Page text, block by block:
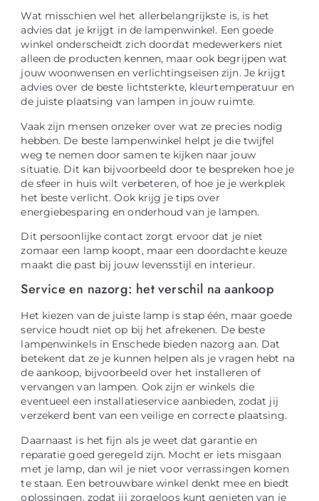
Wat misschien wel het allerbelangrijkste is, is het
advies dat je krijgt in de lampenwinkel. Een goede
winkel onderscheidt zich doordat medewerkers niet
alleen de producten kennen, maar ook begrijpen wat
jouw woonwensen en verlichtingseisen zijn. Je krijgt
advies over de beste lichtsterkte, kleurtemperatuur en
de juiste plaatsing van lampen in jouw ruimte.
Vaak zijn mensen onzeker over wat ze precies nodig
hebben. De beste lampenwinkel helpt je die twijfel
weg te nemen door samen te kijken naar jouw
situatie. Dit kan bijvoorbeeld door te bespreken hoe je
de sfeer in huis wilt verbeteren, of hoe je je werkplek
het beste verlicht. Ook krijg je tips over
energiebesparing en onderhoud van je lampen.
Dit persoonlijke contact zorgt ervoor dat je niet
zomaar een lamp koopt, maar een doordachte keuze
maakt die past bij jouw levensstijl en interieur.
Service en nazorg: het verschil na aankoop
Het kiezen van de juiste lamp is stap één, maar goede
service houdt niet op bij het afrekenen. De beste
lampenwinkels in Enschede bieden nazorg aan. Dat
betekent dat ze je kunnen helpen als je vragen hebt na
de aankoop, bijvoorbeeld over het installeren of
vervangen van lampen. Ook zijn er winkels die
eventueel een installatieservice aanbieden, zodat jij
verzekerd bent van een veilige en correcte plaatsing.
Daarnaast is het fijn als je weet dat garantie en
reparatie goed geregeld zijn. Mocht er iets misgaan
met je lamp, dan wil je niet voor verrassingen komen
te staan. Een betrouwbare winkel denkt mee en biedt
oplossingen, zodat jij zorgeloos kunt genieten van je